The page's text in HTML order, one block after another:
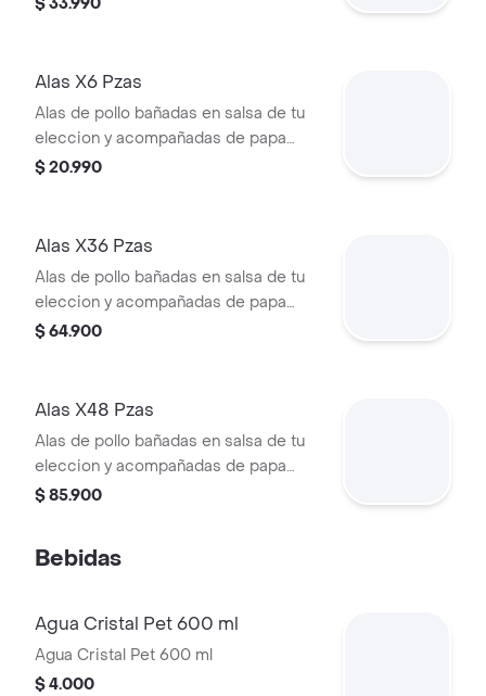
Alas X6 Pzas
Alas de pollo bañadas en salsa de tu
eleccion y acompañadas de papa
francesa. acompañado de tártara y
$ 20.990
Alas X36 Pzas
Alas de pollo bañadas en salsa de tu
eleccion y acompañadas de papa
francesa. acompañado de tártara y
$ 64.900
Alas X48 Pzas
Alas de pollo bañadas en salsa de tu
eleccion y acompañadas de papa
francesa. acompañado de tártara y
$ 85.900
Bebidas
Agua Cristal Pet 600 ml
Agua Cristal Pet 600 ml
$ 4.000